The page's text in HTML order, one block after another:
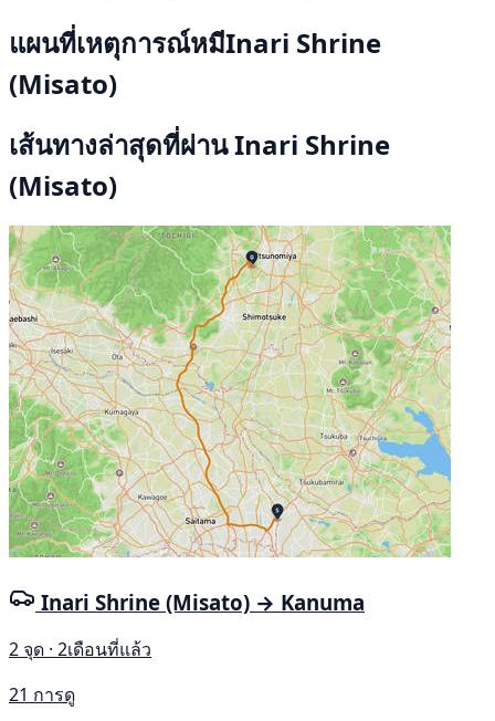
แผนที่เหตุการณ์หมีInari Shrine
(Misato)
เส้นทางล่าสุดที่ผ่าน Inari Shrine
(Misato)
Inari Shrine (Misato) → Kanuma
2 จุด · 2เดือนที่แล้ว
21 การดู